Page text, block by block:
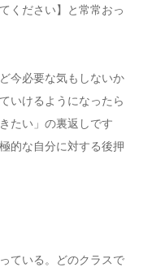
ください】と常常おっ
今必要な気もしないか
いけるようになったら
たい」の裏返しです
的な自分に対する後押
ている。どのクラスで